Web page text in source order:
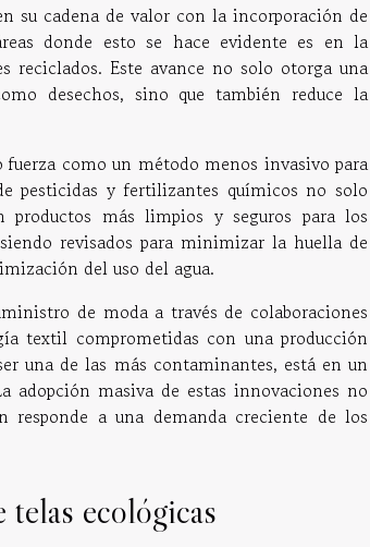
su cadena de valor con la incorporación de
donde esto se hace evidente es en la
reciclados. Este avance no solo otorga una
desechos, sino que también reduce la
como un método menos invasivo para
pesticidas y fertilizantes químicos no solo
productos más limpios y seguros para los
revisados para minimizar la huella de
del uso del agua.
de moda a través de colaboraciones
textil comprometidas con una producción
una de las más contaminantes, está en un
adopción masiva de estas innovaciones no
responde a una demanda creciente de los
ecológicas